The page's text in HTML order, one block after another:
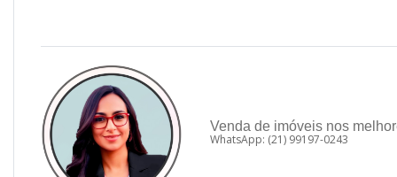
Venda de imóveis nos
WhatsApp: (21) 99197-0243